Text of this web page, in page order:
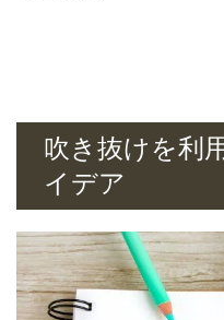
吹き抜けを利
イデア